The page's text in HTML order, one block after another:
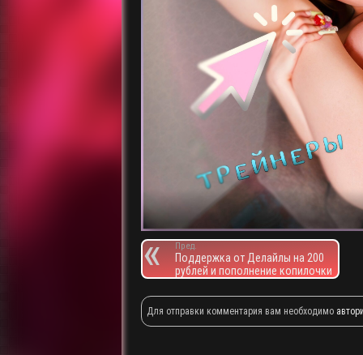
Пред.
Поддержка от Делайлы на 200
рублей и пополнение копилочки
Для отправки комментария вам необходимо